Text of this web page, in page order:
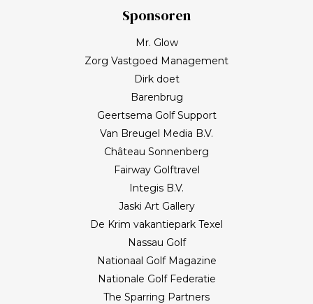
Sponsoren
Mr. Glow
Zorg Vastgoed Management
Dirk doet
Barenbrug
Geertsema Golf Support
Van Breugel Media B.V.
Château Sonnenberg
Fairway Golftravel
Integis B.V.
Jaski Art Gallery
De Krim vakantiepark Texel
Nassau Golf
Nationaal Golf Magazine
Nationale Golf Federatie
The Sparring Partners